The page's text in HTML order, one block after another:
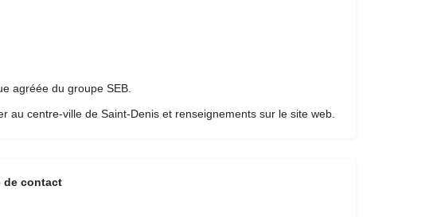
agréée du groupe SEB.
au centre-ville de Saint-Denis et renseignements sur le site web.
de contact